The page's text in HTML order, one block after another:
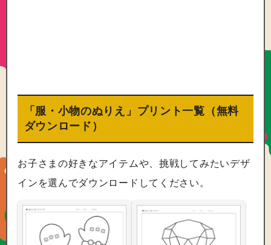
「服・小物のぬりえ」プリント一覧（無料
ダウンロード）
お子さまの好きなアイテムや、挑戦してみたいデザ
インを選んでダウンロードしてください。